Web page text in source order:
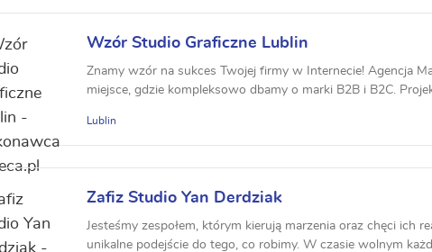
Wzór Studio Graficzne Lublin
Znamy wzór na sukces Twojej firmy w Internecie! Agencja
miejsce, gdzie kompleksowo dbamy o marki B2B i B2C.
Lublin
Zafiz Studio Yan Derdziak
Jesteśmy zespołem, którym kierują marzenia oraz chęci ich
unikalne podejście do tego, co robimy. W czasie wolnym